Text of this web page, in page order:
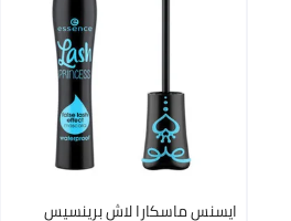
ايسنس ماسكارا لاش برينسيس